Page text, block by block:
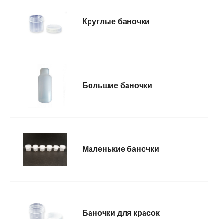
Круглые баночки
Большие баночки
Маленькие баночки
Баночки для красок